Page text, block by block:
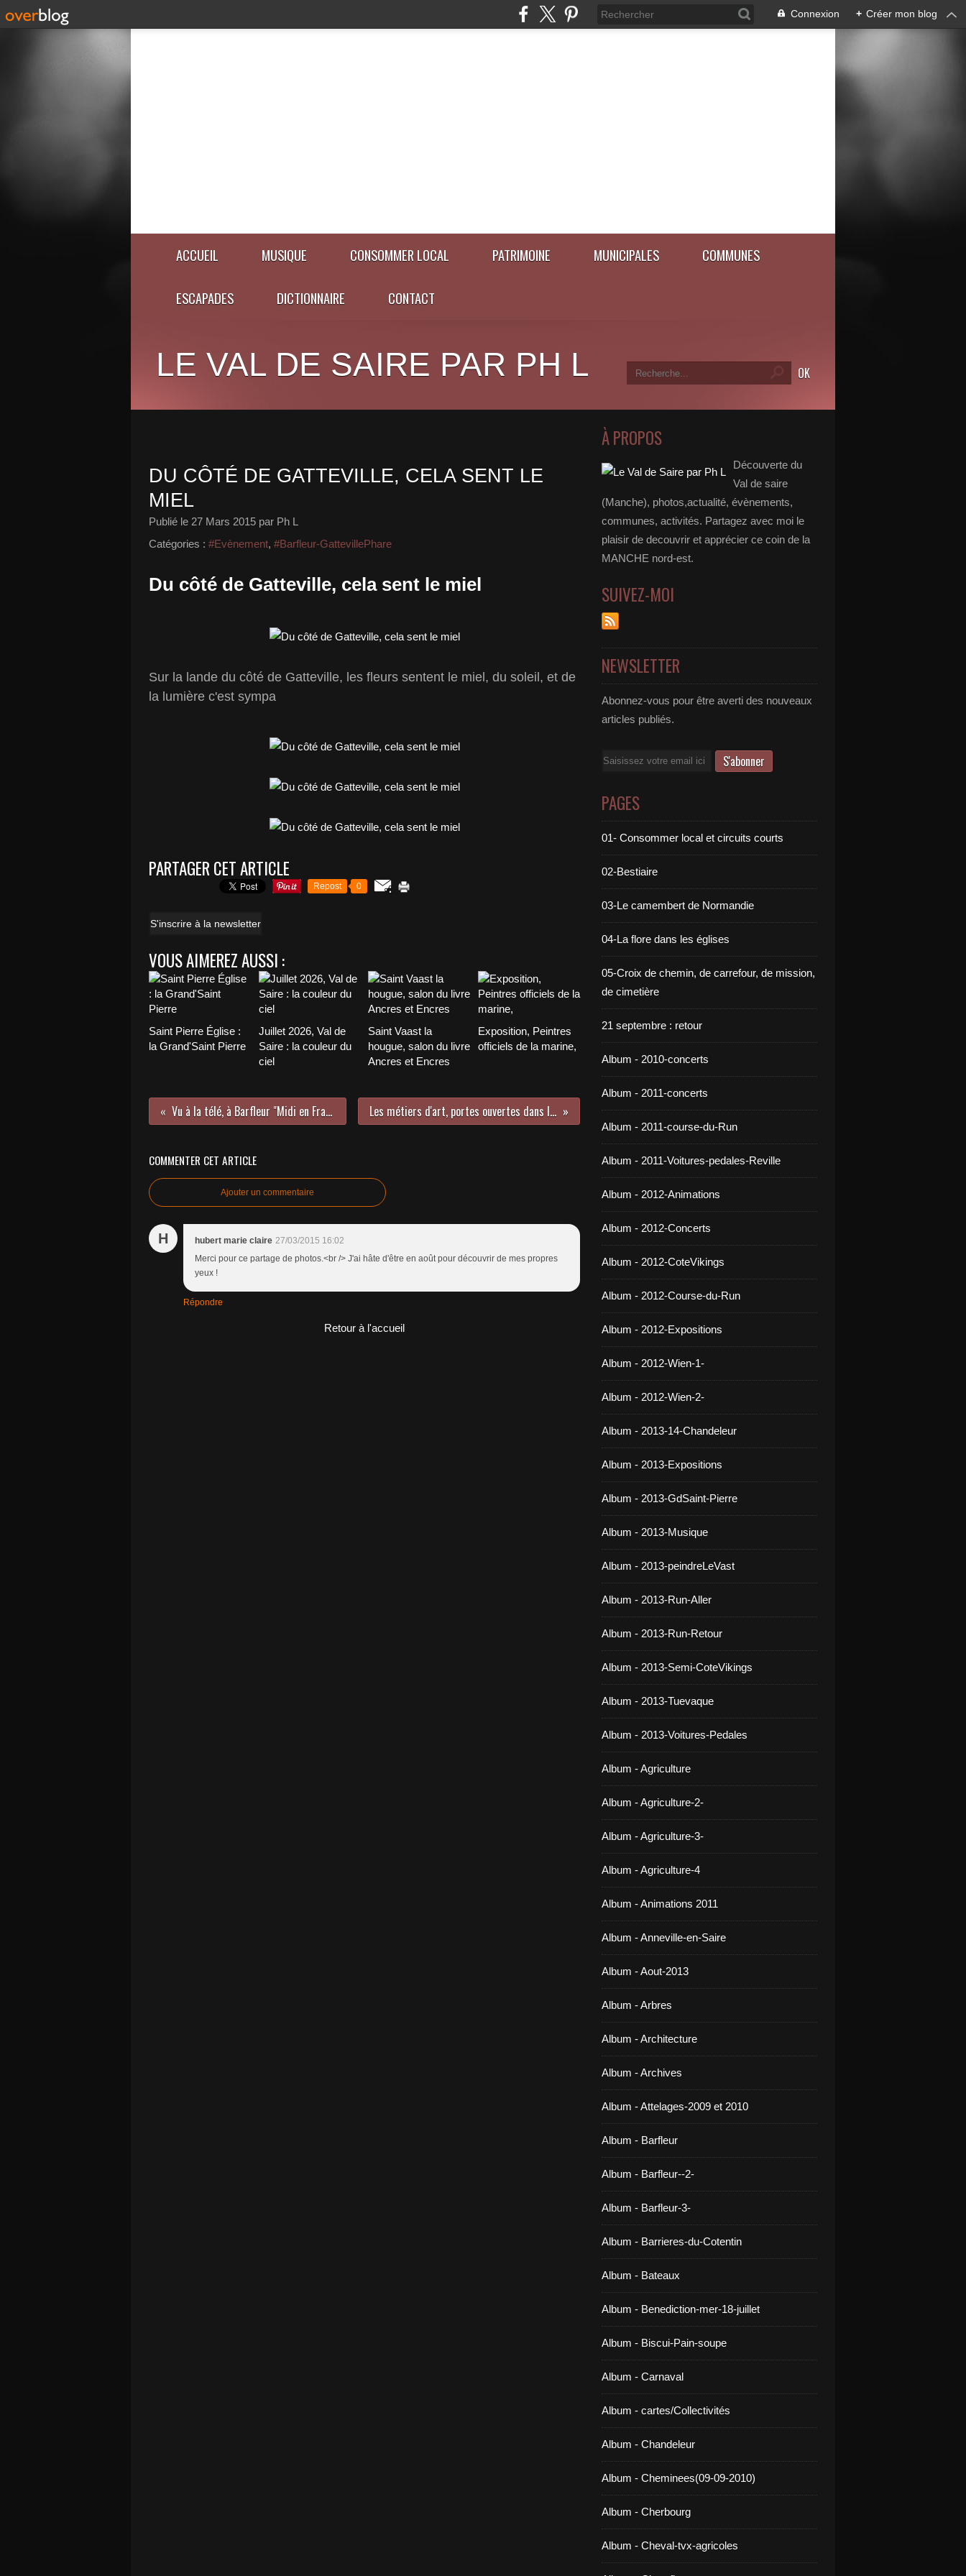
Connexion + Créer mon blog
ACCUEIL MUSIQUE CONSOMMER LOCAL PATRIMOINE MUNICIPALES COMMUNES
ESCAPADES DICTIONNAIRE CONTACT
LE VAL DE SAIRE PAR PH L
DU CÔTÉ DE GATTEVILLE, CELA SENT LE
MIEL
Publié le 27 Mars 2015 par Ph L
Catégories : #Evènement, #Barfleur-GattevillePhare
Du côté de Gatteville, cela sent le miel
Sur la lande du côté de Gatteville, les fleurs sentent le miel, du soleil, et de
la lumière c'est sympa
PARTAGER CET ARTICLE
Repost 0
S'inscrire à la newsletter
VOUS AIMEREZ AUSSI :
Saint Pierre Église :
la Grand'Saint Pierre
Juillet 2026, Val de
Saire : la couleur du
ciel
Saint Vaast la
hougue, salon du livre
Ancres et Encres
Exposition, Peintres
officiels de la marine,
Vu à la télé, à Barfleur "Midi en France" (3/3) Les métiers d'art, portes ouvertes dans les ateliers
COMMENTER CET ARTICLE
Ajouter un commentaire
H hubert marie claire 27/03/2015 16:02
Merci pour ce partage de photos.<br /> J'ai hâte d'être en août pour découvrir de mes propres
yeux !
Répondre
Retour à l'accueil
À PROPOS
Découverte du
Val de saire
(Manche), photos,actualité, évènements,
communes, activités. Partagez avec moi le
plaisir de decouvrir et apprécier ce coin de la
MANCHE nord-est.
SUIVEZ-MOI
NEWSLETTER
Abonnez-vous pour être averti des nouveaux
articles publiés.
Email
PAGES
01- Consommer local et circuits courts
02-Bestiaire
03-Le camembert de Normandie
04-La flore dans les églises
05-Croix de chemin, de carrefour, de mission,
de cimetière
21 septembre : retour
Album - 2010-concerts
Album - 2011-concerts
Album - 2011-course-du-Run
Album - 2011-Voitures-pedales-Reville
Album - 2012-Animations
Album - 2012-Concerts
Album - 2012-CoteVikings
Album - 2012-Course-du-Run
Album - 2012-Expositions
Album - 2012-Wien-1-
Album - 2012-Wien-2-
Album - 2013-14-Chandeleur
Album - 2013-Expositions
Album - 2013-GdSaint-Pierre
Album - 2013-Musique
Album - 2013-peindreLeVast
Album - 2013-Run-Aller
Album - 2013-Run-Retour
Album - 2013-Semi-CoteVikings
Album - 2013-Tuevaque
Album - 2013-Voitures-Pedales
Album - Agriculture
Album - Agriculture-2-
Album - Agriculture-3-
Album - Agriculture-4
Album - Animations 2011
Album - Anneville-en-Saire
Album - Aout-2013
Album - Arbres
Album - Architecture
Album - Archives
Album - Attelages-2009 et 2010
Album - Barfleur
Album - Barfleur--2-
Album - Barfleur-3-
Album - Barrieres-du-Cotentin
Album - Bateaux
Album - Benediction-mer-18-juillet
Album - Biscui-Pain-soupe
Album - Carnaval
Album - cartes/Collectivités
Album - Chandeleur
Album - Cheminees(09-09-2010)
Album - Cherbourg
Album - Cheval-tvx-agricoles